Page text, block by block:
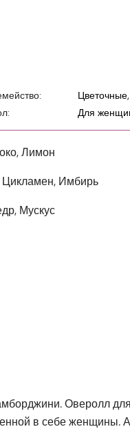
Для
Лимон
Цикламен, Имбирь
Мускус
Оверолл
в себе женщины.